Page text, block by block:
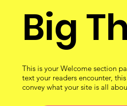
Big
This is your Welcome section
text your readers encounter,
convey what your site is all